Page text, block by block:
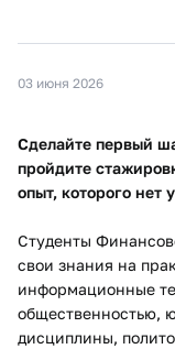
03 июня 2026
Сделайте первый
пройдите
опыт, которого нет
Студенты
свои знания на
информационные
общественностью,
дисциплины,